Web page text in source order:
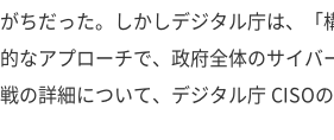
がちだった。しかしデジタル庁は、
的なアプローチで、政府全体のサイ
戦の詳細について、デジタル庁 CISO